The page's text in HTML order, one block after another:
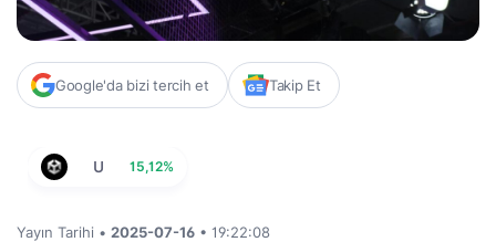
Google'da bizi tercih et Takip Et
U 15,12%
Yayın Tarihi • 2025-07-16 • 19:22:08